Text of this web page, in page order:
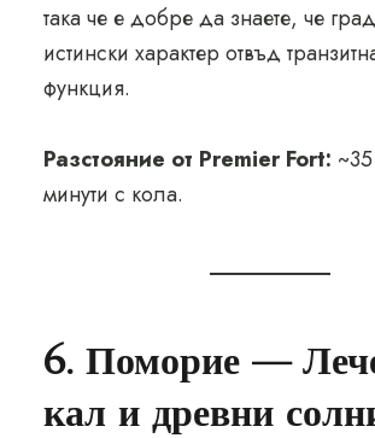
така че е добре да знаете, че
истински характер отвъд
функция.
Разстояние от Premier Fort:
минути с кола.
6. Поморие —
кал и древни